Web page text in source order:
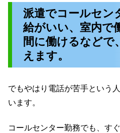
派遣でコールセン
給がいい、室内で
間に働けるなどで
えます。
でもやはり電話が苦手という
います。
コールセンター勤務でも、す